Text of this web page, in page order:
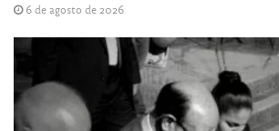
6 de agosto de 2026